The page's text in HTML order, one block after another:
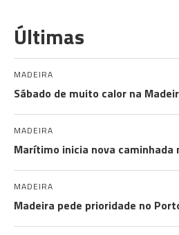
Últimas
MADEIRA
Sábado de muito calor na
MADEIRA
Marítimo inicia nova caminhada
MADEIRA
Madeira pede prioridade no